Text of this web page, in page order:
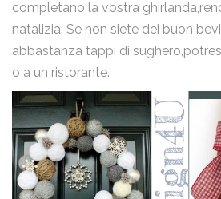
completano la vostra
natalizia. Se non siete dei buon
abbastanza tappi di
o a un ristorante.